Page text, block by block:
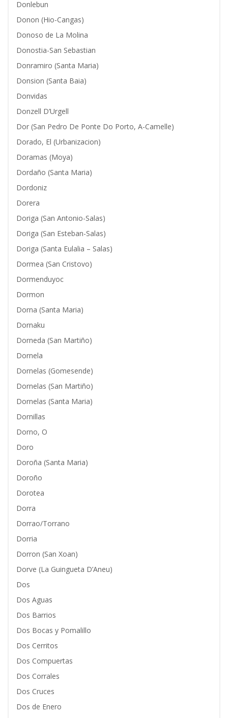
Donlebun
Donon (Hio-Cangas)
Donoso de La Molina
Donostia-San Sebastian
Donramiro (Santa Maria)
Donsion (Santa Baia)
Donvidas
Donzell D’Urgell
Dor (San Pedro De Ponte Do Porto, A-Camelle)
Dorado, El (Urbanizacion)
Doramas (Moya)
Dordaño (Santa Maria)
Dordoniz
Dorera
Doriga (San Antonio-Salas)
Doriga (San Esteban-Salas)
Doriga (Santa Eulalia – Salas)
Dormea (San Cristovo)
Dormenduyoc
Dormon
Dorna (Santa Maria)
Dornaku
Dorneda (San Martiño)
Dornela
Dornelas (Gomesende)
Dornelas (San Martiño)
Dornelas (Santa Maria)
Dornillas
Dorno, O
Doro
Doroña (Santa Maria)
Doroño
Dorotea
Dorra
Dorrao/Torrano
Dorria
Dorron (San Xoan)
Dorve (La Guingueta D’Aneu)
Dos
Dos Aguas
Dos Barrios
Dos Bocas y Pomalillo
Dos Cerritos
Dos Compuertas
Dos Corrales
Dos Cruces
Dos de Enero